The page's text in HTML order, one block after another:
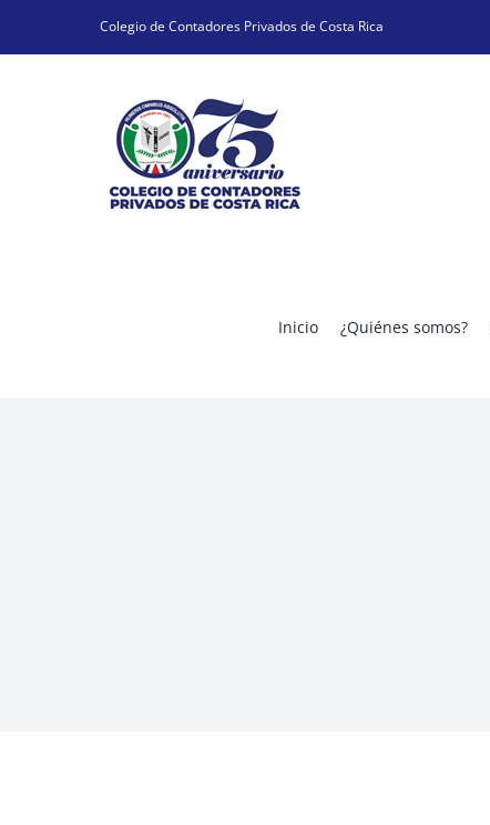
Colegio de Contadores Privados de Costa Rica
Inicio ¿Quiénes somos?